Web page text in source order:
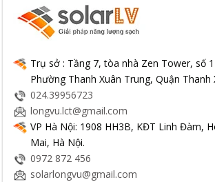
Trụ sở : Tầng 7, tòa nhà Zen Tower, số
Phường Thanh Xuân Trung, Quận Thanh
024.39956723
longvu.lct@gmail.com
VP Hà Nội: 1908 HH3B, KĐT Linh Đàm,
Mai, Hà Nội.
0972 872 456
solarlongvu@gmail.com